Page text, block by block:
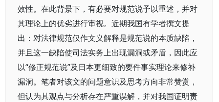
效性。在此背景下，有必要对规范说予以重述，并对
其理论上的优劣进行审视。近期我国有学者撰文提
出：对法律规范仅作文义解释是规范说的本质缺陷，
并且这一缺陷使司法实务上出现漏洞或矛盾，因此应
以“修正规范说”及日本更细致的要件事实理论来修补
漏洞。笔者对该文的问题意识及思考方向非常赞赏，
但认为其观点与分析存在严重误解，并对我国证明责